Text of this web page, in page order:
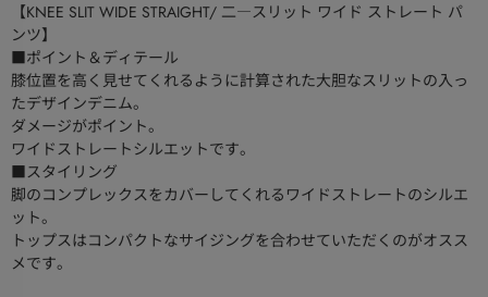
【KNEE SLIT WIDE STRAIGHT/ 二―スリット ワイド ストレート パ
ンツ】
■ポイント＆ディテール
膝位置を高く見せてくれるように計算された大胆なスリットの入っ
たデザインデニム。
ダメージがポイント。
ワイドストレートシルエットです。
■スタイリング
脚のコンプレックスをカバーしてくれるワイドストレートのシルエ
ット。
トップスはコンパクトなサイジングを合わせていただくのがオスス
メです。